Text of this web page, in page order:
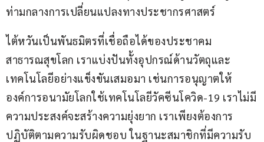
ท่ามกลางการเปลี่ยนแปลงทางประชากรศาสตร์
ไต้หวันเป็นพันธมิตรที่เชื่อถือได้ของประชาคม
สาธารณสุขโลก เราแบ่งปันทั้งอุปกรณ์ด้านวัตถุและ
เทคโนโลยีอย่างแข็งขันเสมอมา เช่นการอนุญาตให้
องค์การอนามัยโลกใช้เทคโนโลยีวัคซีนโควิด-19 เราไม่มี
ความประสงค์จะสร้างความยุ่งยาก เราเพียงต้องการ
ปฏิบัติตามความรับผิดชอบ ในฐานะสมาชิกที่มีความรับ